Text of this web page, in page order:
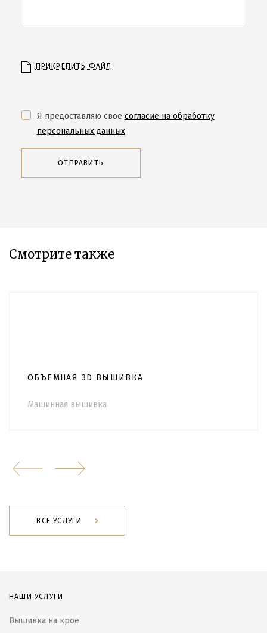
ПРИКРЕПИТЬ ФАЙЛ
Я предоставляю свое согласие на обработку
персональных данных
ОТПРАВИТЬ
Смотрите также
ОБЪЕМНАЯ 3D ВЫШИВКА
Машинная вышивка
ВСЕ УСЛУГИ
НАШИ УСЛУГИ
Вышивка на крое